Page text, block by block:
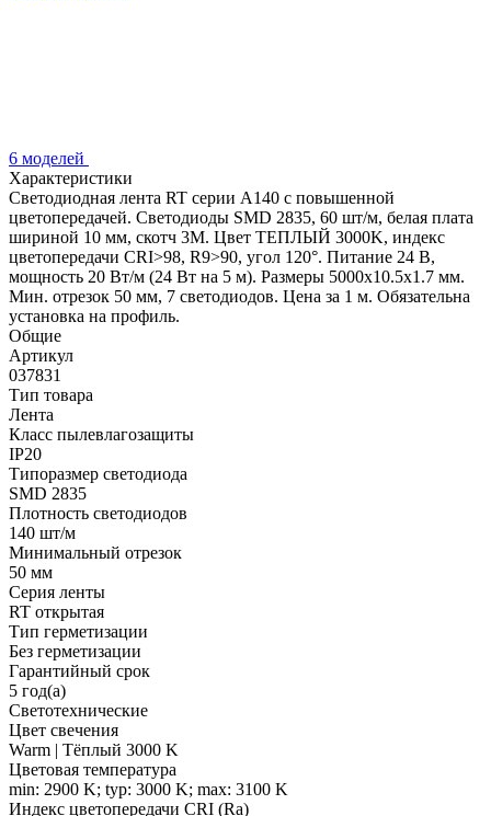
6 моделей
Характеристики
Светодиодная лента RT серии A140 с повышенной
цветопередачей. Светодиоды SMD 2835, 60 шт/м, белая плата
шириной 10 мм, скотч 3М. Цвет ТЕПЛЫЙ 3000K, индекс
цветопередачи CRI>98, R9>90, угол 120°. Питание 24 В,
мощность 20 Вт/м (24 Вт на 5 м). Размеры 5000х10.5х1.7 мм.
Мин. отрезок 50 мм, 7 светодиодов. Цена за 1 м. Обязательна
установка на профиль.
Общие
Артикул
037831
Тип товара
Лента
Класс пылевлагозащиты
IP20
Типоразмер светодиода
SMD 2835
Плотность светодиодов
140 шт/м
Минимальный отрезок
50 мм
Серия ленты
RT открытая
Тип герметизации
Без герметизации
Гарантийный срок
5 год(а)
Светотехнические
Цвет свечения
Warm | Тёплый 3000 K
Цветовая температура
min: 2900 K; typ: 3000 K; max: 3100 K
Индекс цветопередачи CRI (Ra)